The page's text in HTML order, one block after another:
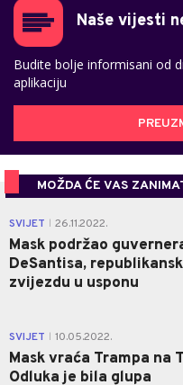
Naše vijesti
Budite bolje informisani od
aplikaciju
MOŽDA ĆE VAS
SVIJET 26.11.2022.
Mask podržao
DeSantisa,
zvijezdu u usponu
SVIJET 10.05.2022.
Mask vraća Trampa na
Odluka je bila glupa